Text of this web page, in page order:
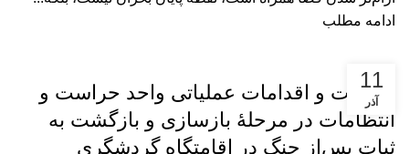
ادامه مطلب
11
آذر
الزامات و اقدامات عملیاتی واحد حراست و
انتظامات در مرحلۀ بازسازی و بازگشت به
ثبات پس‌از جنگ در اقامتگاه گردشگری